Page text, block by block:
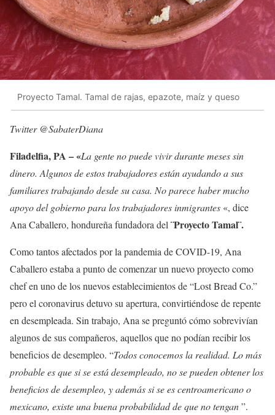
Proyecto Tamal. Tamal de rajas, epazote, maíz y queso
Twitter @SabaterDiana
Filadelfia, PA – «La gente no puede vivir durante meses sin
dinero. Algunos de estos trabajadores están ayudando a sus
familiares trabajando desde su casa. No parece haber mucho
apoyo del gobierno para los trabajadores inmigrantes «, dice
Ana Caballero, hondureña fundadora del ¨Proyecto Tamal¨.
Como tantos afectados por la pandemia de COVID-19, Ana
Caballero estaba a punto de comenzar un nuevo proyecto como
chef en uno de los nuevos establecimientos de “Lost Bread Co.”
pero el coronavirus detuvo su apertura, convirtiéndose de repente
en desempleada. Sin trabajo, Ana se preguntó cómo sobrevivían
algunos de sus compañeros, aquellos que no podían recibir los
beneficios de desempleo. “Todos conocemos la realidad. Lo más
probable es que si se está desempleado, no se pueden obtener los
beneficios de desempleo, y además si se es centroamericano o
mexicano, existe una buena probabilidad de que no tengan”.